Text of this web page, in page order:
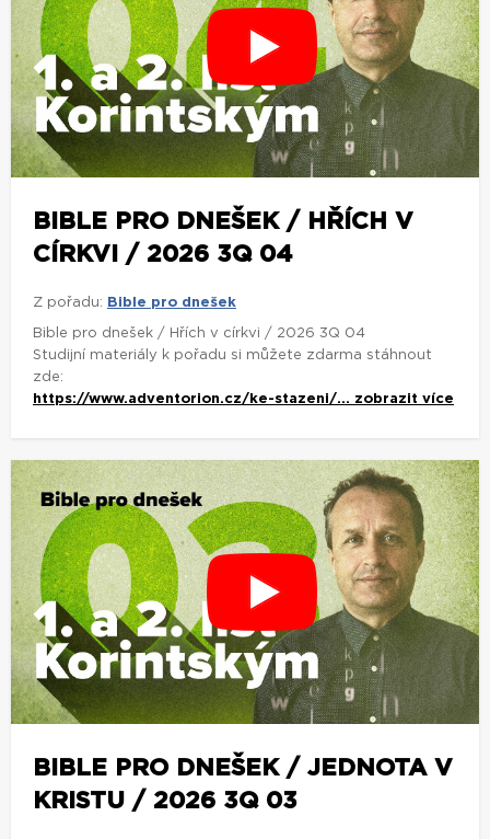
BIBLE PRO DNEŠEK / HŘÍCH V
CÍRKVI / 2026 3Q 04
Z pořadu: Bible pro dnešek
Bible pro dnešek / Hřích v církvi / 2026 3Q 04
Studijní materiály k pořadu si můžete zdarma stáhnout
zde:
https://www.adventorion.cz/ke-stazeni/... zobrazit více
BIBLE PRO DNEŠEK / JEDNOTA V
KRISTU / 2026 3Q 03